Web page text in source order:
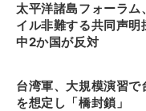
太平洋諸島フォーラム
イル非難する共同声明
中2か国が反対
台湾軍、大規模演習で
を想定し「橋封鎖」